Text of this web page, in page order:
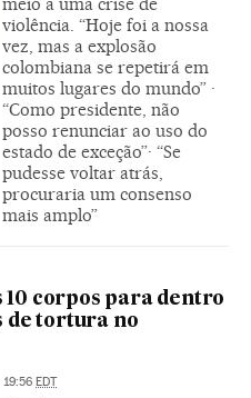
violência. “Hoje foi a nossa
vez, mas a explosão
colombiana se repetirá em
muitos lugares do mundo” ·
“Como presidente, não
posso renunciar ao uso do
estado de exceção”· “Se
pudesse voltar atrás,
procuraria um consenso
mais amplo”
10 corpos para dentro
de tortura no
19:56 EDT